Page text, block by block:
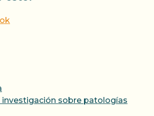
investigación sobre patologías